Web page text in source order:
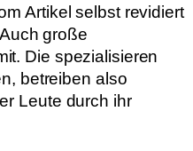
Artikel selbst revidiert
große
Die spezialisieren
betreiben also
Leute durch ihr